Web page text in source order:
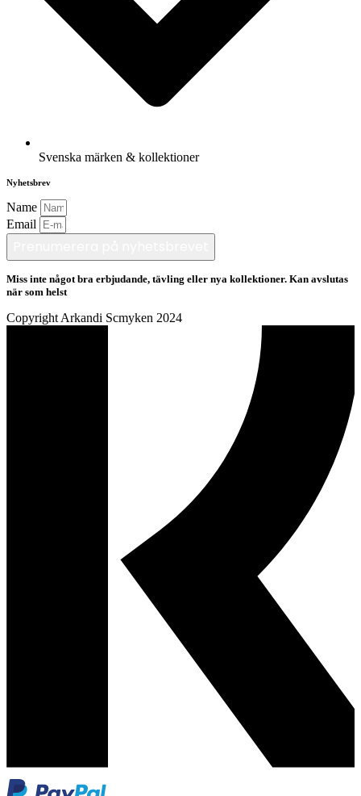
Svenska märken & kollektioner
Nyhetsbrev
Name
Email
Miss inte något bra erbjudande, tävling eller nya kollektioner. Kan avslutas
när som helst
Copyright Arkandi Scmyken 2024